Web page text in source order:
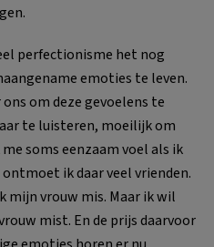
perfectionisme het nog
emoties te leven.
om deze gevoelens te
te luisteren, moeilijk om
soms eenzaam voel als ik
ik daar veel vrienden.
mijn vrouw mis. Maar ik wil
mist. En de prijs daarvoor